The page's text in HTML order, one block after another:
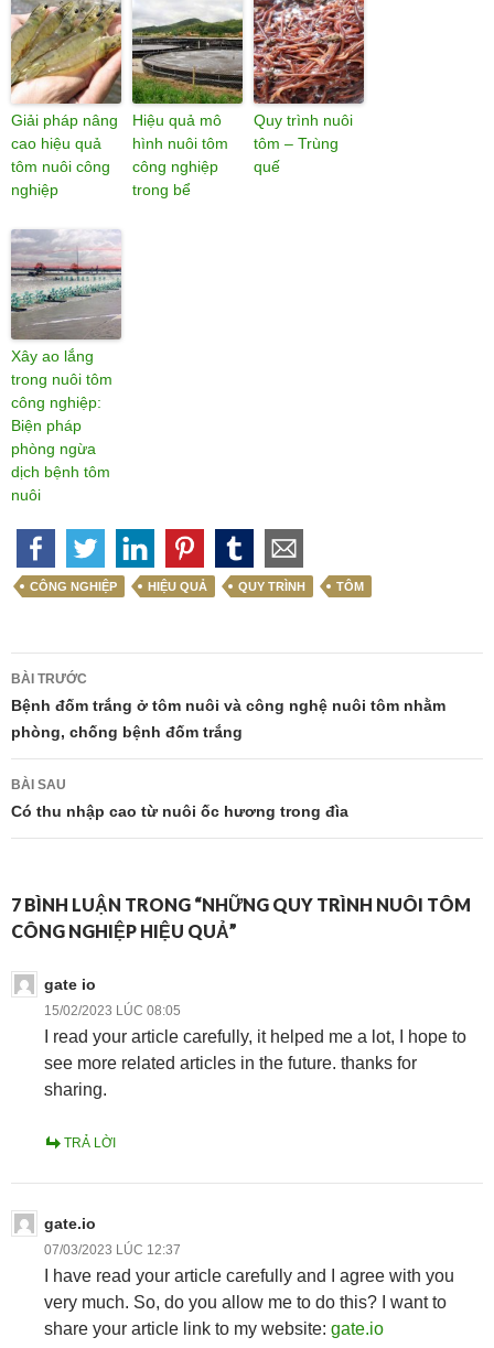
Giải pháp nâng
cao hiệu quả
tôm nuôi công
nghiệp
Hiệu quả mô
hình nuôi tôm
công nghiệp
trong bể
Quy trình nuôi
tôm – Trùng
quế
Xây ao lắng
trong nuôi tôm
công nghiệp:
Biện pháp
phòng ngừa
dịch bệnh tôm
nuôi
CÔNG NGHIỆP HIỆU QUẢ QUY TRÌNH TÔM
Điều
hướng
bài
viết
BÀI TRƯỚC
Bệnh đốm trắng ở tôm nuôi và công nghệ nuôi tôm nhằm
phòng, chống bệnh đốm trắng
BÀI SAU
Có thu nhập cao từ nuôi ốc hương trong đìa
7 BÌNH LUẬN TRONG “NHỮNG QUY TRÌNH NUÔI TÔM
CÔNG NGHIỆP HIỆU QUẢ”
gate io
15/02/2023 LÚC 08:05
I read your article carefully, it helped me a lot, I hope to
see more related articles in the future. thanks for
sharing.
TRẢ LỜI
gate.io
07/03/2023 LÚC 12:37
I have read your article carefully and I agree with you
very much. So, do you allow me to do this? I want to
share your article link to my website: gate.io